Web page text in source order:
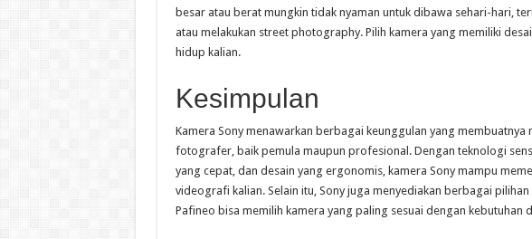
besar atau berat mungkin tidak nyaman untuk dibawa sehari-hari,
atau melakukan street photography. Pilih kamera yang memiliki
hidup kalian.
Kesimpulan
Kamera Sony menawarkan berbagai keunggulan yang
fotografer, baik pemula maupun profesional. Dengan teknologi
yang cepat, dan desain yang ergonomis, kamera Sony mampu
videografi kalian. Selain itu, Sony juga menyediakan berbagai
Pafineo bisa memilih kamera yang paling sesuai dengan kebutuhan